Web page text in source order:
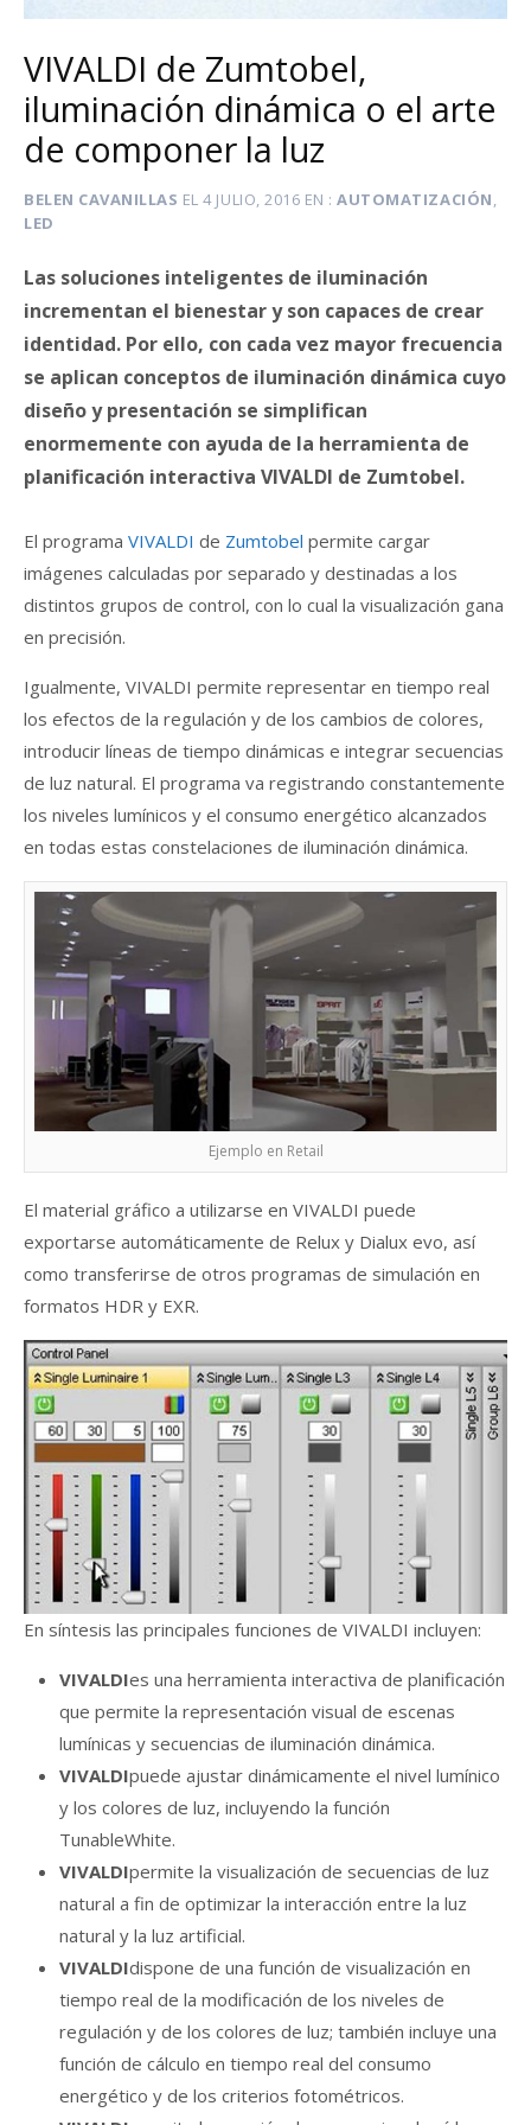
VIVALDI de Zumtobel,
iluminación dinámica o el arte
de componer la luz
BELEN CAVANILLAS EL4 JULIO, 2016 EN AUTOMATIZACIÓN,
LED
Las soluciones inteligentes de iluminación
incrementan el bienestar y son capaces de crear
identidad. Por ello, con cada vez mayor frecuencia
se aplican conceptos de iluminación dinámica cuyo
diseño y presentación se simplifican
enormemente con ayuda de la herramienta de
planificación interactiva VIVALDI de Zumtobel.
El programa VIVALDI de Zumtobel permite cargar
imágenes calculadas por separado y destinadas a los
distintos grupos de control, con lo cual la visualización gana
en precisión.
Igualmente, VIVALDI permite representar en tiempo real
los efectos de la regulación y de los cambios de colores,
introducir líneas de tiempo dinámicas e integrar secuencias
de luz natural. El programa va registrando constantemente
los niveles lumínicos y el consumo energético alcanzados
en todas estas constelaciones de iluminación dinámica.
Ejemplo en Retail
El material gráfico a utilizarse en VIVALDI puede
exportarse automáticamente de Relux y Dialux evo, así
como transferirse de otros programas de simulación en
formatos HDR y EXR.
En síntesis las principales funciones de VIVALDI incluyen:
VIVALDIes una herramienta interactiva de planificación
que permite la representación visual de escenas
lumínicas y secuencias de iluminación dinámica.
VIVALDIpuede ajustar dinámicamente el nivel lumínico
y los colores de luz, incluyendo la función
TunableWhite.
VIVALDIpermite la visualización de secuencias de luz
natural a fin de optimizar la interacción entre la luz
natural y la luz artificial.
VIVALDIdispone de una función de visualización en
tiempo real de la modificación de los niveles de
regulación y de los colores de luz; también incluye una
función de cálculo en tiempo real del consumo
energético y de los criterios fotométricos.